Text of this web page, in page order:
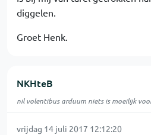
diggelen.
Groet Henk.
NKHteB
nil volentibus arduum niets is moeilijk
vrijdag 14 juli 2017 12:12:20